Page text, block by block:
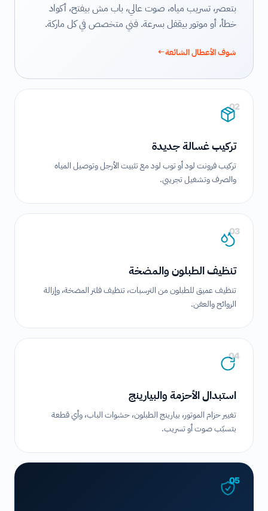
بتعصر، تسريب مياه، صوت عالي، باب مش بيفتح، أكواد
خطأ، أو موتور بيقفل بسرعة. فني متخصص في كل ماركة.
شوف الأعطال الشائعة←
02
تركيب غسالة جديدة
تركيب فرونت لود أو توب لود مع تثبيت الأرجل وتوصيل المياه
والصرف وتشغيل تجريبي.
03
تنظيف الطبلون والمضخة
تنظيف عميق للطبلون من الترسبات، تنظيف فلتر المضخة، وإزالة
الروائح والعفن.
04
استبدال الأحزمة والبيارينج
تغيير حزام الموتور، بيارينج الطبلون، حشوات الباب، وأي قطعة
بتسبّب صوت أو تسريب.
05